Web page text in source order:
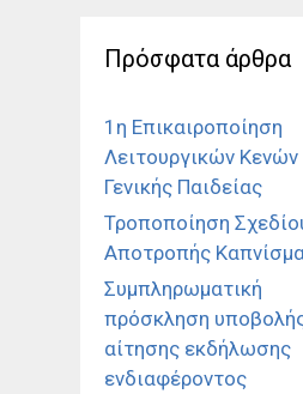
Πρόσφατα άρθρα
1η Επικαιροποίηση
Λειτουργικών Κενών
Γενικής Παιδείας
Τροποποίηση
Αποτροπής
Συμπληρωματική
πρόσκληση
αίτησης εκδήλωσης
ενδιαφέροντος